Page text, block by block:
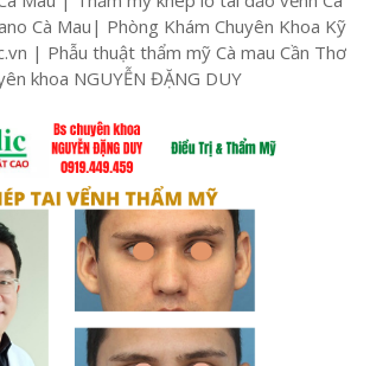
Cà Mau| Phòng Khám Chuyên Khoa Kỹ
| Phẫu thuật thẩm mỹ Cà mau Cần Thơ
khoa NGUYỄN ĐẶNG DUY